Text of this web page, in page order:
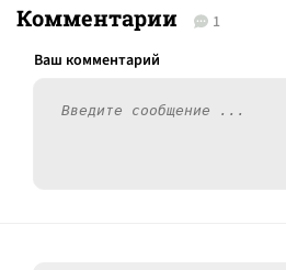
Комментарии 1